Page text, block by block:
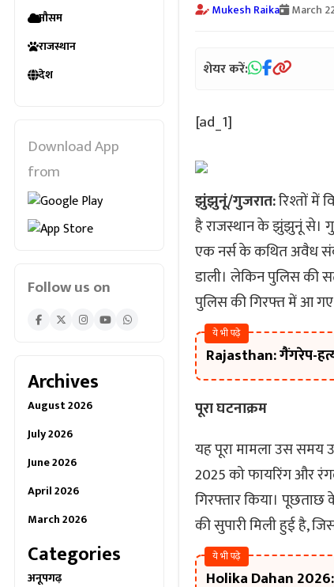
मौसम
राजस्थान
देश
Download App
from
Follow us on
Archives
August 2026
July 2026
June 2026
April 2026
March 2026
Categories
अनूपगढ़
Mukesh Raika March
शेयर करें:
[ad_1]
झुंझुनूं/गुजरात:रिश्तों में
है राजस्थान के झुंझुनूं से।
एक नर्स के कथित अवैध
डाली। लेकिन पुलिस की
पुलिस की गिरफ्त में आ
ये भी पढ़े
Rajasthan: गैंगरेप-
पूरा घटनाक्रम
यह पूरा मामला उस समय
2025 को फायरिंग और
गिरफ्तार किया। पूछताछ
की सुपारी मिली हुई है,
ये भी पढ़े
Holika Dahan 2026: